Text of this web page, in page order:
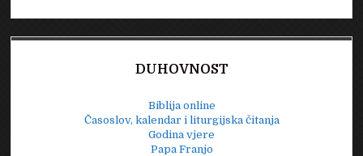
DUHOVNOST
Biblija online
Časoslov, kalendar i liturgijska čitanja
Godina vjere
Papa Franjo